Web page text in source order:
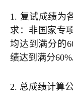
1. 复试成绩为
求：非国家专
均达到满分的
绩达到满分
2. 总成绩计算公